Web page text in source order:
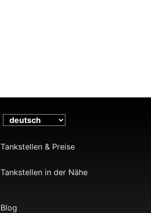
Tankstellen & Preise
Tankstellen in der Nähe
Blog